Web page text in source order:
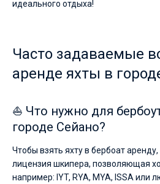
идеального отдыха!
Часто задаваемые
аренде яхты в
⛵ Что нужно для
городе Сейано?
Чтобы взять яхту в бербоат
лицензия шкипера, позволяющая
например: IYT, RYA, MYA, ISSA или